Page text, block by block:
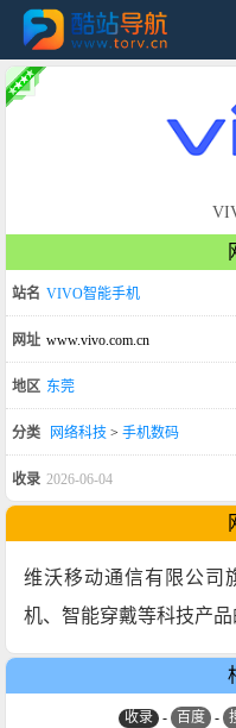
站名 VIVO智能手机
网址 www.vivo.com.cn
地区 东莞
分类 网络科技 > 手机数码
收录 2026-06-04
维沃移动通信有限公司
机、智能穿戴等科技产品
收录 - 百度 -